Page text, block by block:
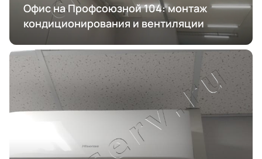
Офис на Профсоюзной 104: монтаж
кондиционирования и вентиляции